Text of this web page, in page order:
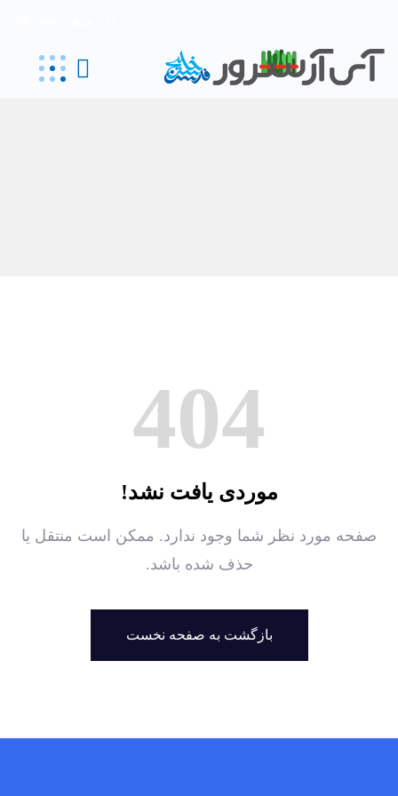
404
موردی یافت نشد!
صفحه مورد نظر شما وجود ندارد. ممکن است منتقل یا
حذف شده باشد.
بازگشت به صفحه نخست